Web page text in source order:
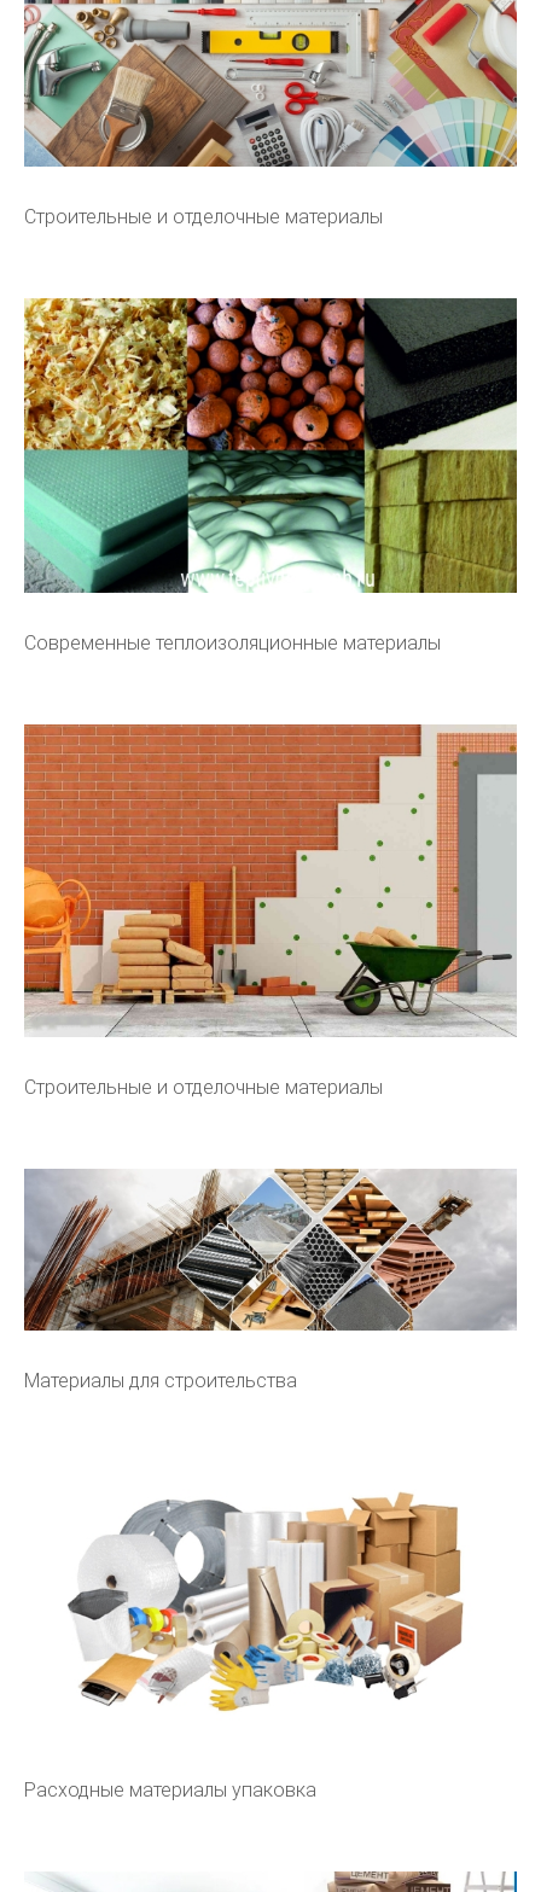
Строительные и отделочные материалы
Современные теплоизоляционные материалы
Строительные и отделочные материалы
Материалы для строительства
Расходные материалы упаковка